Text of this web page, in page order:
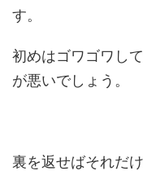
す。
初めはゴワゴワし
が悪いでしょう。
裏を返せばそれだ